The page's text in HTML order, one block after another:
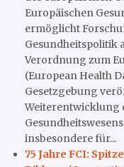
Europäischen
ermöglicht
Gesundheitspolitik
Verordnung zum
(European Health
Gesetzgebung
Weiterentwicklung
insbesondere für...
75 Jahre FCI: